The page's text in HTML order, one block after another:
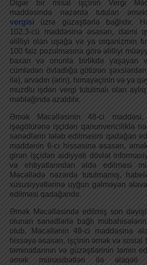
Digər bir misal işçinin Vergi
maddəsində nəzərdə tutulan
vergisi üzrə güzəştlərlə bağlıdır.
102.3-cü maddəsinə əsasən, daimi
əlilliyi olan uşağa və ya orqanizmin
100 faiz pozulmasına görə əlilliyi
baxan və onunla birlikdə yaşayan
cümlədən övladlığa götürən
ilə), arvadın (ərin), himayəçinin və ya
muzdlu işdən vergi tutulmalı olan
məbləğində azaldılır.
Әmək Məcəlləsinin 48-ci
işəgötürənə işçidən qanunvericiliklə
sənədlərin tələb edilməsini qadağan
maddənin 6-cı hissəsinə əsasən,
girən işçidən aidiyyəti dövlət
və ehtiyatlarından əldə edilməsi
Məcəllədə nəzərdə tutulmamış,
xüsusiyyətlərinə uyğun gəlməyən
edilməsi qadağandır.
Əmək Məcəlləsində edilmiş son
olunan sənədlərlə bağlı
olub. Məcəllənin 48-ci maddəsinə
hissəyə əsasən, işçinin əmək və sosial
təminatlarının və güzəştlərinin təmin
əmək münasibətləri ilə əlaqəli